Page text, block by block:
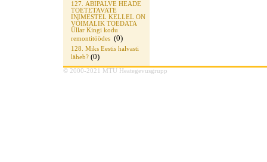
127. ABIPALVE HEADE
TOETETAVATE
INIMESTEL KELLEL ON
VÕIMALIK TOEDATA
Üllar Kingi kodu
remontitöödes (0)
128. Miks Eestis halvasti
läheb? (0)
© 2000-2021 MTÜ Heategevusgrupp